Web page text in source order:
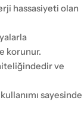
hassasiyeti olan
korunur.
ve
sayesinde